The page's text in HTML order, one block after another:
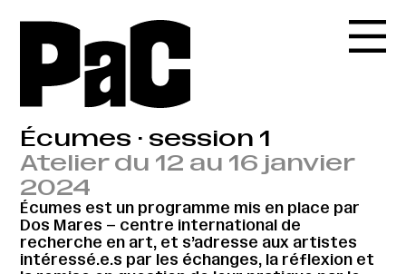
Écumes · session 1
Atelier du 12 au 16 janvier
2024
Écumes est un programme mis en place par
Dos Mares – centre international de
recherche en art, et s’adresse aux artistes
intéressé.e.s par les échanges, la réflexion et